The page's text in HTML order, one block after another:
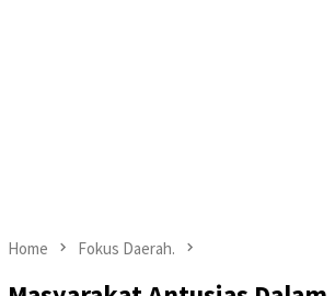
Home Fokus Daerah.